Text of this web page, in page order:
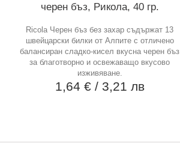
черен бъз, Рикола, 40 гр.
Ricola Черен бъз без захар съдържат 13
швейцарски билки от Алпите с отличено
балансиран сладко-кисел вкусна черен бъз
за благотворно и освежаващо вкусово
изживяване.
1,64 € / 3,21 лв